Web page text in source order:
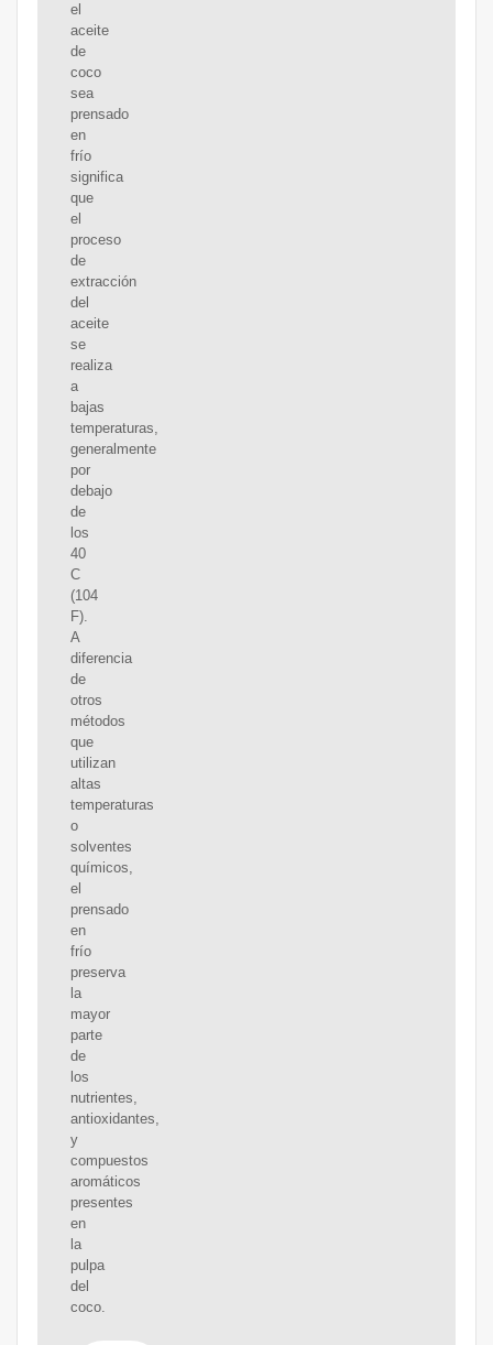
el
aceite
de
coco
sea
prensado
en
frío
significa
que
el
proceso
de
extracción
del
aceite
se
realiza
a
bajas
temperaturas,
generalmente
por
debajo
de
los
40
C
(104
F).
A
diferencia
de
otros
métodos
que
utilizan
altas
temperaturas
o
solventes
químicos,
el
prensado
en
frío
preserva
la
mayor
parte
de
los
nutrientes,
antioxidantes,
y
compuestos
aromáticos
presentes
en
la
pulpa
del
coco.